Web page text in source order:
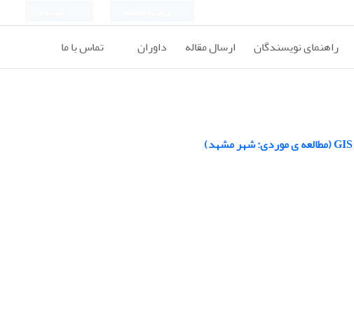
راهنمای نویسندگان ارسال مقاله داوران تماس با ما